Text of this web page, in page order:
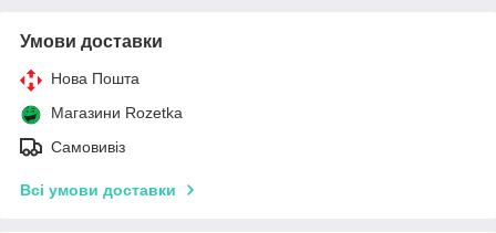
Умови доставки
Нова Пошта
Магазини Rozetka
Самовивіз
Всі умови доставки